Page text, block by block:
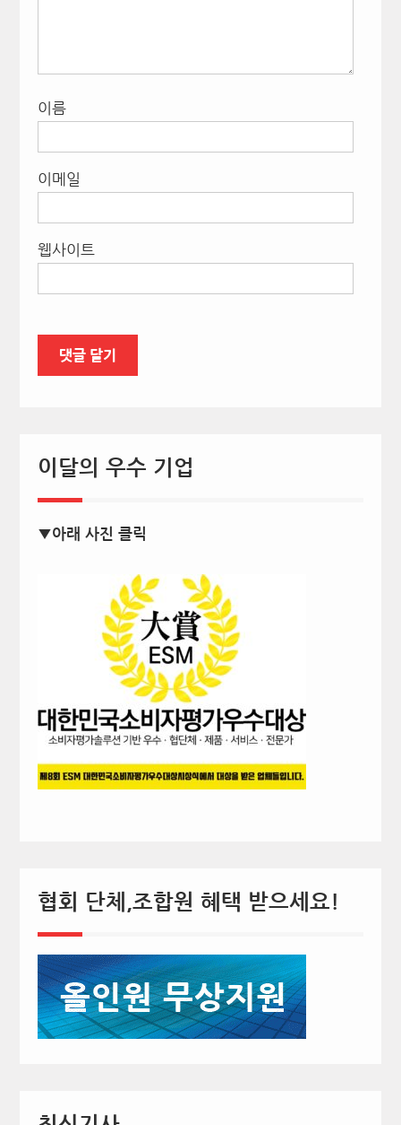
이름
이메일
웹사이트
이달의 우수 기업
▼아래 사진 클릭
협회 단체,조합원 혜택 받으세요!